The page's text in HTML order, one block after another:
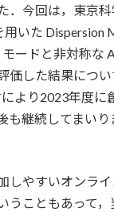
．今回は，東京
いた
ードと非対称な
価した結果につ
より2023年度
も継続してまい
しやすいオンラ
うこともあって